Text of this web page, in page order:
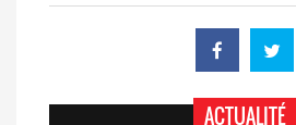
ACTUALITÉ